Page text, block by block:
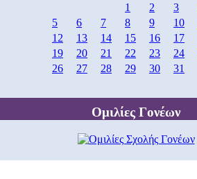
1
2 3
5
6 7 8 9 10
12
13 14 15 16 17
19
20 21 22 23 24
26
27 28 29 30 31
Ομιλίες Γονέων